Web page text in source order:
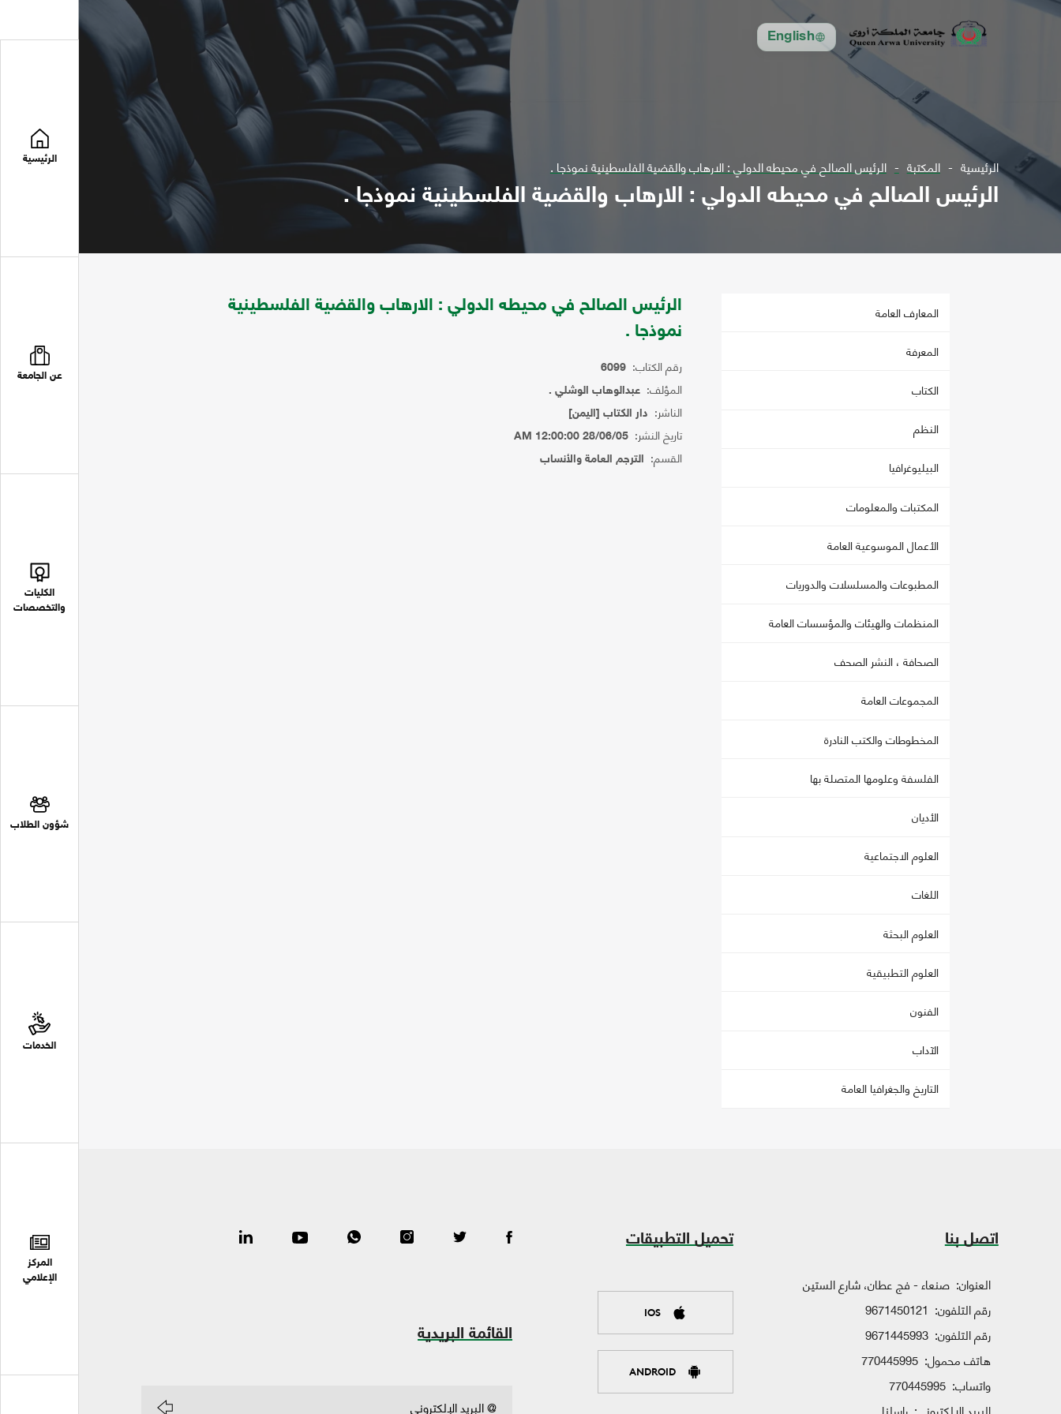
English
الرئيسية
عن الجامعة
الكليات
والتخصصات
شؤون الطلاب
الخدمات
المركز
الإعلامي
الرئيسية المكتبة الرئيس الصالح في محيطه الدولي : الارهاب والقضية الفلسطينية نموذجا .
الرئيس الصالح في محيطه الدولي : الارهاب والقضية الفلسطينية نموذجا .
المعارف العامة
المعرفة
الكتاب
النظم
البيليوغرافيا
المكتبات والمعلومات
الأعمال الموسوعية العامة
المطبوعات والمسلسلات والدوريات
المنظمات والهيئات والمؤسسات العامة
الصحافة ، النشر الصحف
المجموعات العامة
المخطوطات والكتب النادرة
الفلسفة وعلومها المتصلة بها
الأديان
العلوم الاجتماعية
اللغات
العلوم البحثة
العلوم التطبيقية
الفنون
الآداب
التاريخ والجغرافيا العامة
الرئيس الصالح في محيطه الدولي : الارهاب والقضية الفلسطينية
نموذجا .
رقم الكتاب: 6099
المؤلف: عبدالوهاب الوشلي .
الناشر: دار الكتاب [اليمن]
تاريخ النشر: 28/06/05 12:00:00 AM
القسم: الترجم العامة والأنساب
اتصل بنا
العنوان: صنعاء - فج عطان، شارع الستين
رقم التلفون: 9671450121
رقم التلفون: 9671445993
هاتف محمول: 770445995
واتساب: 770445995
تحميل التطبيقات
IOS
ANDROID
القائمة البريدية